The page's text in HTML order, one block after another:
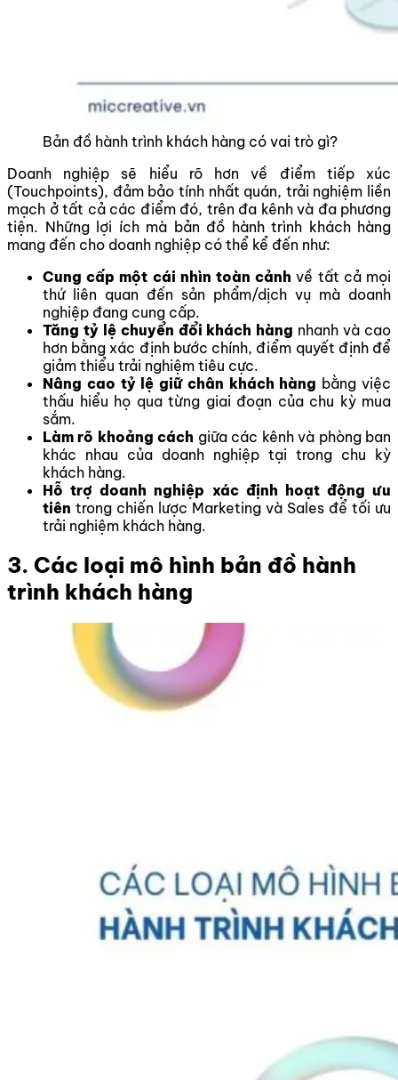
Bản đồ hành trình khách hàng có vai trò gì?
Doanh nghiệp sẽ hiểu rõ hơn về điểm tiếp xúc
(Touchpoints), đảm bảo tính nhất quán, trải nghiệm liền
mạch ở tất cả các điểm đó, trên đa kênh và đa phương
tiện. Những lợi ích mà bản đồ hành trình khách hàng
mang đến cho doanh nghiệp có thể kể đến như:
Cung cấp một cái nhìn toàn cảnh về tất cả mọi
thứ liên quan đến sản phẩm/dịch vụ mà doanh
nghiệp đang cung cấp.
Tăng tỷ lệ chuyển đổi khách hàng nhanh và cao
hơn bằng xác định bước chính, điểm quyết định để
giảm thiểu trải nghiệm tiêu cực.
Nâng cao tỷ lệ giữ chân khách hàng bằng việc
thấu hiểu họ qua từng giai đoạn của chu kỳ mua
sắm.
Làm rõ khoảng cách giữa các kênh và phòng ban
khác nhau của doanh nghiệp tại trong chu kỳ
khách hàng.
Hỗ trợ doanh nghiệp xác định hoạt động ưu
tiên trong chiến lược Marketing và Sales để tối ưu
trải nghiệm khách hàng.
3. Các loại mô hình bản đồ hành
trình khách hàng